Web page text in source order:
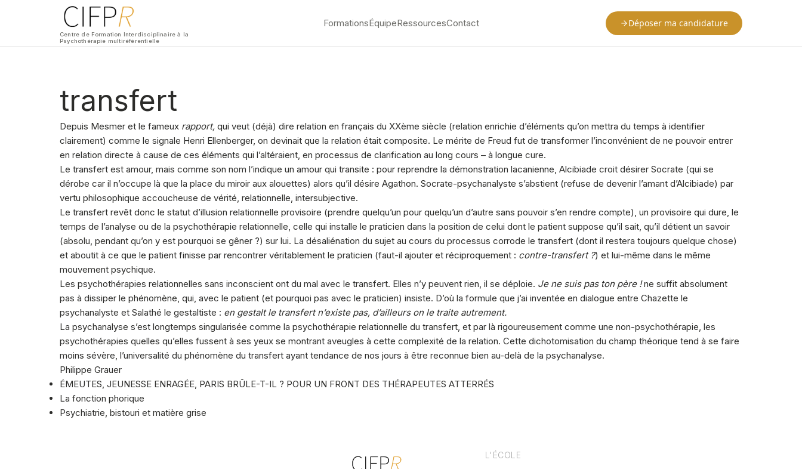
Centre de Formation Interdisciplinaire à la
Psychothérapie multiréférentielle
FormationsÉquipeRessourcesContact Déposer ma candidature
transfert
Depuis Mesmer et le fameux rapport, qui veut (déjà) dire relation en français du XXème siècle (relation enrichie d’éléments qu’on mettra du temps à identifier
clairement) comme le signale Henri Ellenberger, on devinait que la relation était composite. Le mérite de Freud fut de transformer l’inconvénient de ne pouvoir entrer
en relation directe à cause de ces éléments qui l’altéraient, en processus de clarification au long cours – à longue cure.
Le transfert est amour, mais comme son nom l’indique un amour qui transite : pour reprendre la démonstration lacanienne, Alcibiade croit désirer Socrate (qui se
dérobe car il n’occupe là que la place du miroir aux alouettes) alors qu’il désire Agathon. Socrate-psychanalyste s’abstient (refuse de devenir l’amant d’Alcibiade) par
vertu philosophique accoucheuse de vérité, relationnelle, intersubjective.
Le transfert revêt donc le statut d’illusion relationnelle provisoire (prendre quelqu’un pour quelqu’un d’autre sans pouvoir s’en rendre compte), un provisoire qui dure, le
temps de l’analyse ou de la psychothérapie relationnelle, celle qui installe le praticien dans la position de celui dont le patient suppose qu’il sait, qu’il détient un savoir
(absolu, pendant qu’on y est pourquoi se gêner ?) sur lui. La désaliénation du sujet au cours du processus corrode le transfert (dont il restera toujours quelque chose)
et aboutit à ce que le patient finisse par rencontrer véritablement le praticien (faut-il ajouter et réciproquement : contre-transfert ?) et lui-même dans le même
mouvement psychique.
Les psychothérapies relationnelles sans inconscient ont du mal avec le transfert. Elles n’y peuvent rien, il se déploie. Je ne suis pas ton père !ne suffit absolument
pas à dissiper le phénomène, qui, avec le patient (et pourquoi pas avec le praticien) insiste. D’où la formule que j’ai inventée en dialogue entre Chazette le
psychanalyste et Salathé le gestaltiste : en gestalt le transfert n’existe pas, d’ailleurs on le traite autrement.
La psychanalyse s’est longtemps singularisée comme la psychothérapie relationnelle du transfert, et par là rigoureusement comme une non-psychothérapie, les
psychothérapies quelles qu’elles fussent à ses yeux se montrant aveugles à cette complexité de la relation. Cette dichotomisation du champ théorique tend à se faire
moins sévère, l’universalité du phénomène du transfert ayant tendance de nos jours à être reconnue bien au-delà de la psychanalyse.
Philippe Grauer
ÉMEUTES, JEUNESSE ENRAGÉE, PARIS BRÛLE-T-IL ? POUR UN FRONT DES THÉRAPEUTES ATTERRÉS
La fonction phorique
Psychiatrie, bistouri et matière grise
L'ÉCOLE